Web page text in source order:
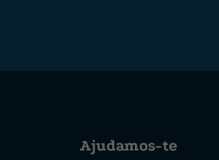
Ajudamos-te